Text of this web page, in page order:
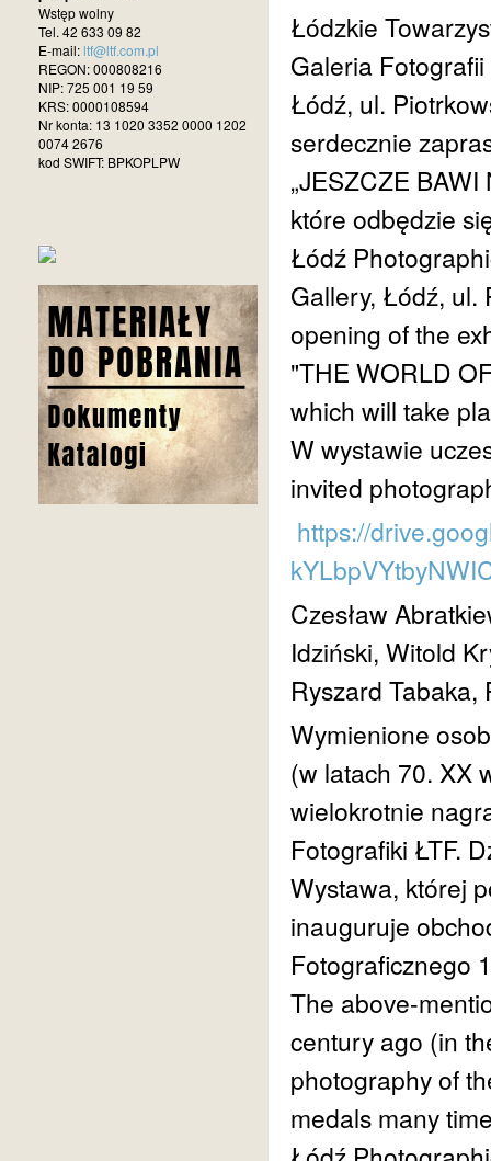
Łódzkie
Galeria
Łódź, ul.
serdecznie
„JESZCZE
które odbędzie
Łódź
Gallery, Łódź, ul.
opening of the
"THE WORLD
which will take
W wystawie
invited
https://
Czesław
Idziński, Witold
Ryszard Tabaka,
Wymienione
(w latach 70. XX
wielokrotnie
Fotografiki ŁTF.
Wystawa, której
inauguruje
Fotograficznego
The above-
century ago (in
photography of
medals many
Wstęp wolny
Tel. 42 633 09 82
E-mail:ltf@ltf.com.pl
REGON: 000808216
NIP: 725 001 19 59
KRS: 0000108594
Nr konta: 13 1020 3352 0000 1202
0074 2676
kod SWIFT: BPKOPLPW